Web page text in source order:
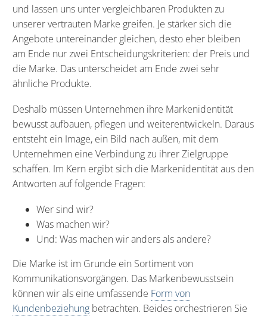
und lassen uns unter vergleichbaren Produkten zu
unserer vertrauten Marke greifen. Je stärker sich die
Angebote untereinander gleichen, desto eher bleiben
am Ende nur zwei Entscheidungskriterien: der Preis und
die Marke. Das unterscheidet am Ende zwei sehr
ähnliche Produkte.
Deshalb müssen Unternehmen ihre Markenidentität
bewusst aufbauen, pflegen und weiterentwickeln. Daraus
entsteht ein Image, ein Bild nach außen, mit dem
Unternehmen eine Verbindung zu ihrer Zielgruppe
schaffen. Im Kern ergibt sich die Markenidentität aus den
Antworten auf folgende Fragen:
Wer sind wir?
Was machen wir?
Und: Was machen wir anders als andere?
Die Marke ist im Grunde ein Sortiment von
Kommunikationsvorgängen. Das Markenbewusstsein
können wir als eine umfassende Form von
Kundenbeziehung betrachten. Beides orchestrieren Sie